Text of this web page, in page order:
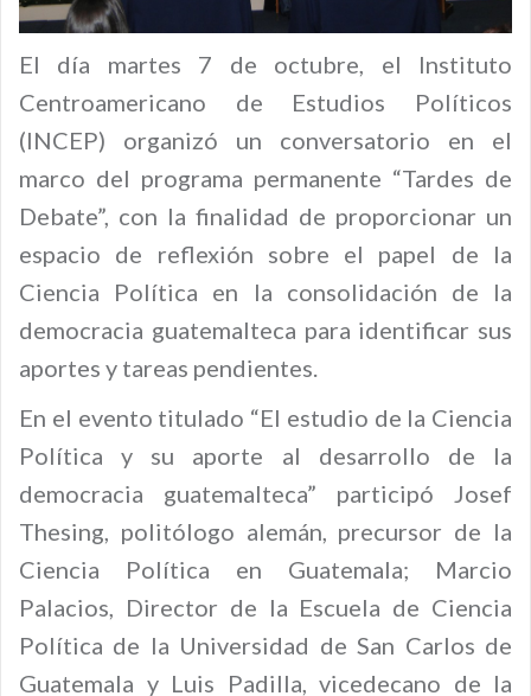
El día martes 7 de octubre, el Instituto
Centroamericano de Estudios Políticos
(INCEP) organizó un conversatorio en el
marco del programa permanente “Tardes de
Debate”, con la finalidad de proporcionar un
espacio de reflexión sobre el papel de la
Ciencia Política en la consolidación de la
democracia guatemalteca para identificar sus
aportes y tareas pendientes.
En el evento titulado “El estudio de la Ciencia
Política y su aporte al desarrollo de la
democracia guatemalteca” participó Josef
Thesing, politólogo alemán, precursor de la
Ciencia Política en Guatemala; Marcio
Palacios, Director de la Escuela de Ciencia
Política de la Universidad de San Carlos de
Guatemala y Luis Padilla, vicedecano de la